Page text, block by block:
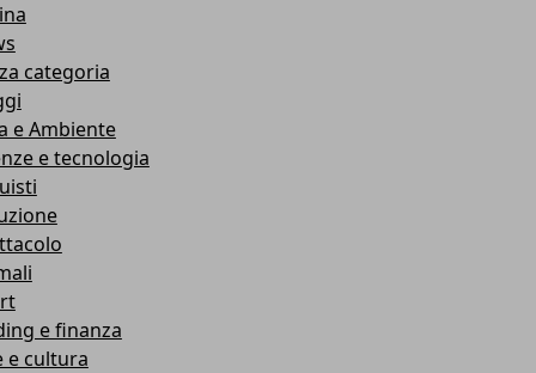
categoria
e Ambiente
e tecnologia
e finanza
e cultura